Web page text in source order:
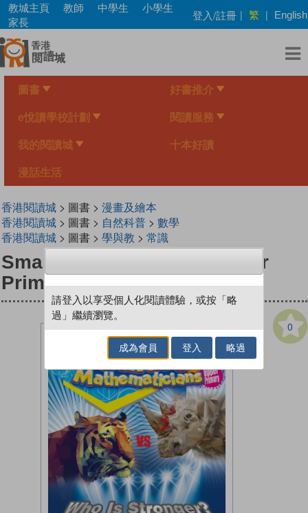
Skip
main
content
教城主頁 教師 中學生
小學生
家長
登入/註冊 | 繁 | English
圖書 好書推介
e悅讀學校計劃 閱讀服務
我的閱讀城 十本好讀
漫話生活
香港閱讀城> 圖書 > 漫畫及繪本
香港閱讀城> 圖書 > 自然科普> 數學
香港閱讀城> 圖書 > 學與教 > 常識
Smart Mathematicians Upper
Primary-10 Who Is Stronger
0
請登入以享受個人化閱讀體驗，或按「略
過」繼續瀏覽。
成為會員 登入 略過